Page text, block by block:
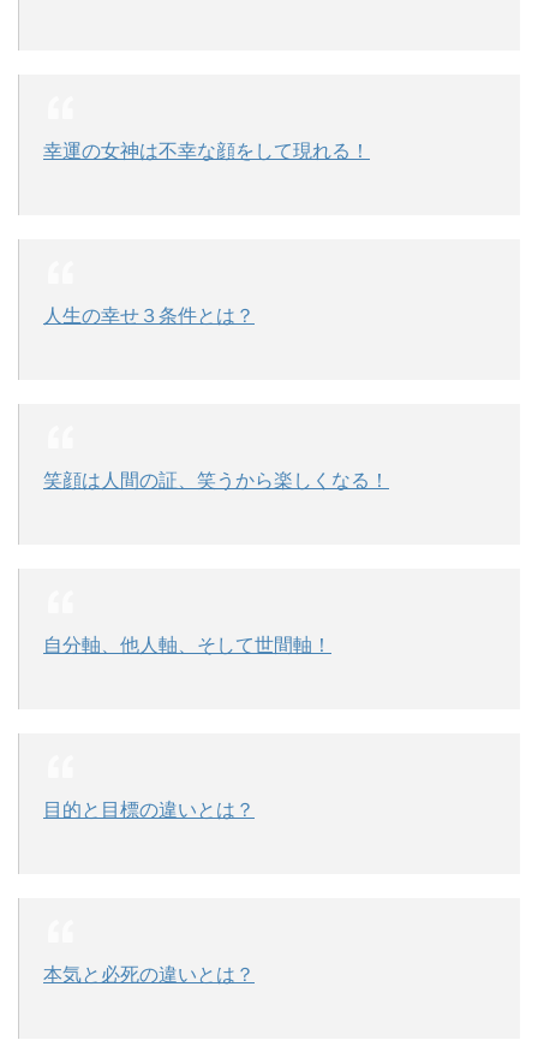
幸運の女神は不幸な顔をして現れる！
人生の幸せ３条件とは？
笑顔は人間の証、笑うから楽しくなる！
自分軸、他人軸、そして世間軸！
目的と目標の違いとは？
本気と必死の違いとは？